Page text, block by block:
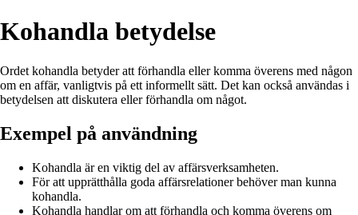
Kohandla betydelse
Ordet kohandla betyder att förhandla eller komma överens med någon
om en affär, vanligtvis på ett informellt sätt. Det kan också användas i
betydelsen att diskutera eller förhandla om något.
Exempel på användning
Kohandla är en viktig del av affärsverksamheten.
För att upprätthålla goda affärsrelationer behöver man kunna
kohandla.
Kohandla handlar om att förhandla och komma överens om